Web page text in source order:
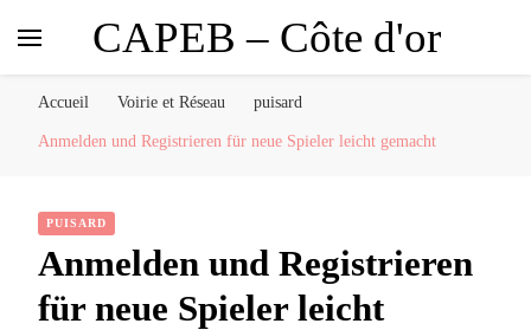
CAPEB – Côte d'or
Accueil Voirie et Réseau puisard
Anmelden und Registrieren für neue Spieler leicht gemacht
PUISARD
Anmelden und Registrieren
für neue Spieler leicht